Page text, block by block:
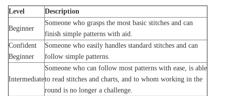
Level Description
Beginner
Someone who grasps the most basic stitches and can
finish simple patterns with aid.
Confident
Beginner
Someone who easily handles standard stitches and can
follow simple patterns.
Intermediate
Someone who can follow most patterns with ease, is able
to read stitches and charts, and to whom working in the
round is no longer a challenge.